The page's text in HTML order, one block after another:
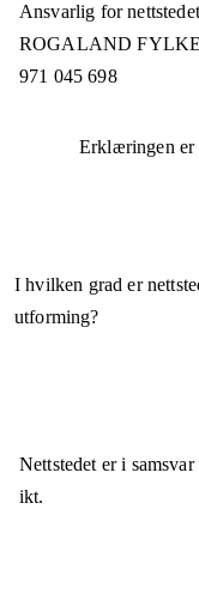
Ansvarlig for
ROGALAND
971 045 698
Erklæringen er
I hvilken grad er
utforming?
Nettstedet eri samsvar
ikt.